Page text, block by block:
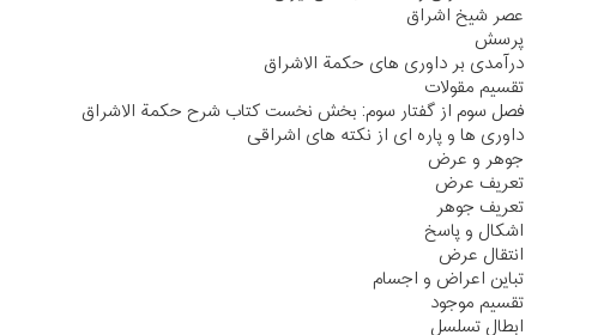
عصر شیخ اشراق
پرسش
درآمدی بر داوری های حکمة الاشراق
تقسیم مقولات
فصل سوم از گفتار سوم: بخش نخست کتاب شرح حکمة الاشراق
داوری ها و پاره ای از نکته های اشراقی
جوهر و عرض
تعریف عرض
تعریف جوهر
اشکال و پاسخ
انتقال عرض
تباین اعراض و اجسام
تقسیم موجود
ابطال تسلسل